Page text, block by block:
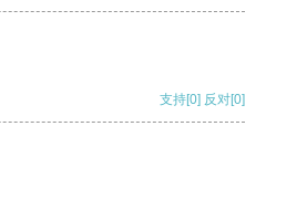
支持[0] 反对[0]